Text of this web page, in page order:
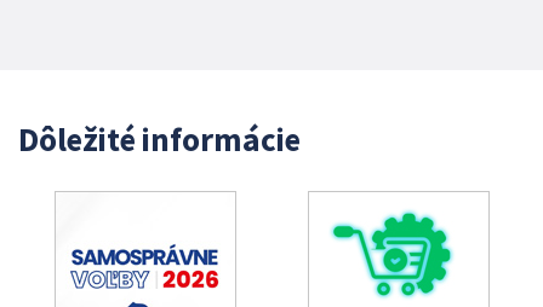
Dôležité informácie